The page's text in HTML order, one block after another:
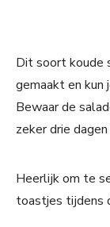
Dit soort koude
gemaakt en kun
Bewaar de
zeker drie dagen
Heerlijk om te
toastjes tijdens